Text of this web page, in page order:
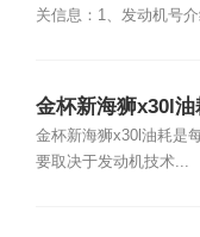
关信息：1、发动机号
金杯新海狮x30l
金杯新海狮x30l油耗是
要取决于发动机技术...